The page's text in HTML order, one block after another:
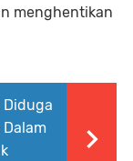
menghentikan
Diduga